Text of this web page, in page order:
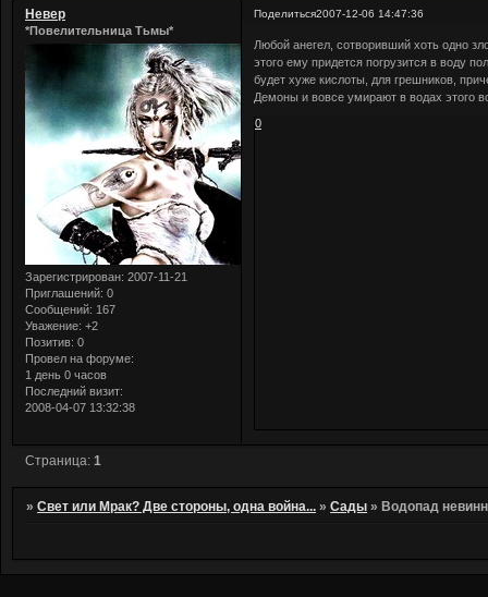
Поделиться2007-12-06 14:47:36
Невер
*Повелительница Тьмы*
Зарегистрирован: 2007-11-21
Приглашений: 0
Сообщений: 167
Уважение: +2
Позитив: 0
Провел на форуме:
1 день 0 часов
Последний визит:
2008-04-07 13:32:38
Любой анегел, сотворивший хоть одно
этого ему придется погрузится в воду
будет хуже кислоты, для грешников,
Демоны и вовсе умирают в водах этого
0
Страница:1
»Свет или Мрак? Две стороны, одна война... »Сады »Водопад